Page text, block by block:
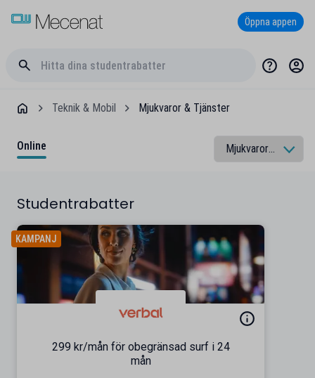
Öppna appen
Teknik & Mobil Mjukvaror & Tjänster
Online
Studentrabatter
KAMPANJ
299 kr/mån för obegränsad surf i 24
mån